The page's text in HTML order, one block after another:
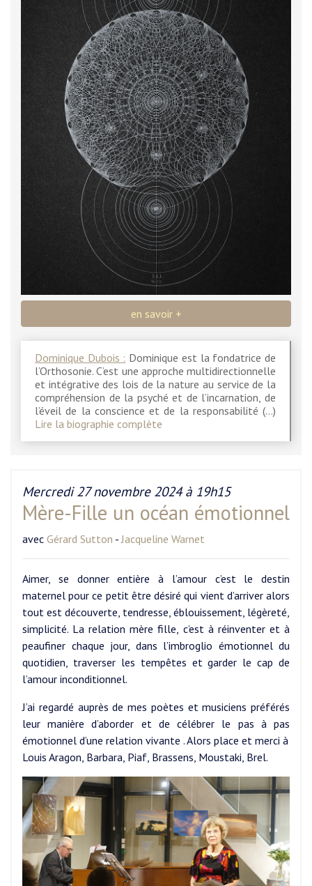
en savoir +
Dominique Dubois : Dominique est la fondatrice de
l’Orthosonie. C’est une approche multidirectionnelle
et intégrative des lois de la nature au service de la
compréhension de la psyché et de l’incarnation, de
l’éveil de la conscience et de la responsabilité (…)
Lire la biographie complète
Mercredi 27 novembre 2024 à 19h15
Mère-Fille un océan émotionnel
avec Gérard Sutton - Jacqueline Warnet
Aimer, se donner entière à l’amour c’est le destin
maternel pour ce petit être désiré qui vient d’arriver alors
tout est découverte, tendresse, éblouissement, légèreté,
simplicité. La relation mère fille, c’est à réinventer et à
peaufiner chaque jour, dans l’imbroglio émotionnel du
quotidien, traverser les tempêtes et garder le cap de
l’amour inconditionnel.
J’ai regardé auprès de mes poètes et musiciens préférés
leur manière d’aborder et de célébrer le pas à pas
émotionnel d’une relation vivante . Alors place et merci à
Louis Aragon, Barbara, Piaf, Brassens, Moustaki, Brel.